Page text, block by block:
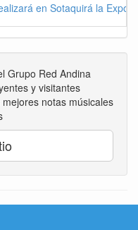
en Sotaquirá la
Grupo Red Andina
y visitantes
notas músicales